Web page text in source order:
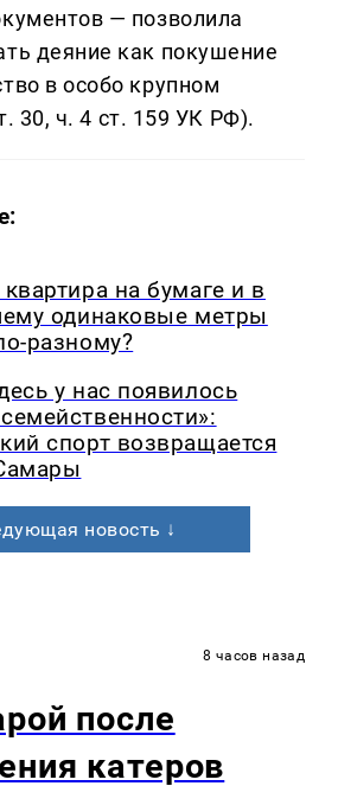
— позволила
деяние как покушение
в особо крупном
30, ч. 4 ст. 159 УК РФ).
на бумаге и в
одинаковые метры
разному?
у нас появилось
спорт возвращается
новость ↓
8 часов назад
после
катеров